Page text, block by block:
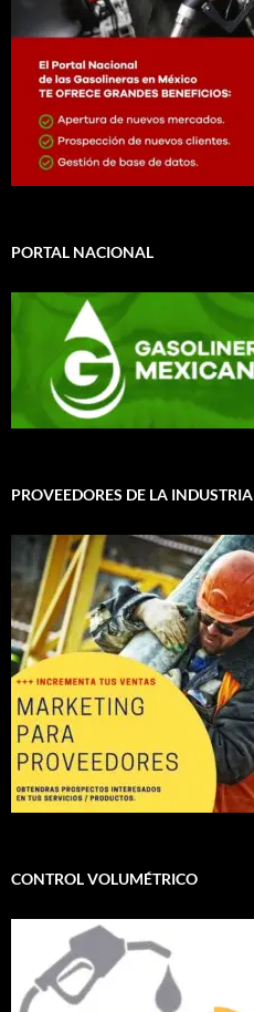
PORTAL NACIONAL
PROVEEDORES DE LA INDUSTRIA
CONTROL VOLUMÉTRICO